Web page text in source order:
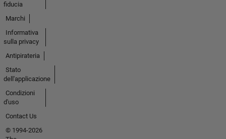
fiducia
Marchi
Informativa
sulla privacy
Antipirateria
Stato
dell'applicazione
Condizioni
d'uso
Contact Us
© 1994-2026